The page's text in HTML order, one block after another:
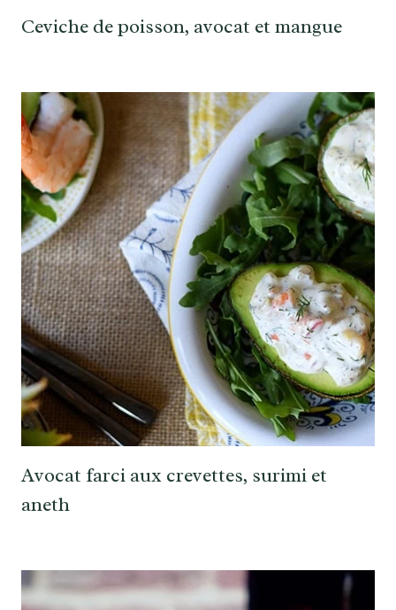
Ceviche de poisson, avocat et mangue
Avocat farci aux crevettes, surimi et
aneth